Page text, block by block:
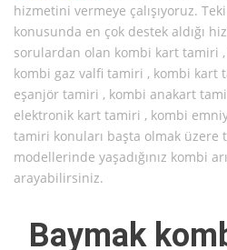
hizmetini vermeye çalışıyoruz.
konusunda en çok destek aldığı
sorulardan olan kombi kart tamiri
kombi gaz valfi tamiri , kombi kart
eşanjör tamiri , kombi anakart
elektronik kart tamiri , kombi
tamiri konuları başta olmak üzere
modellerinde yaşadığınız kombi
arayabilirsiniz.
Baymak